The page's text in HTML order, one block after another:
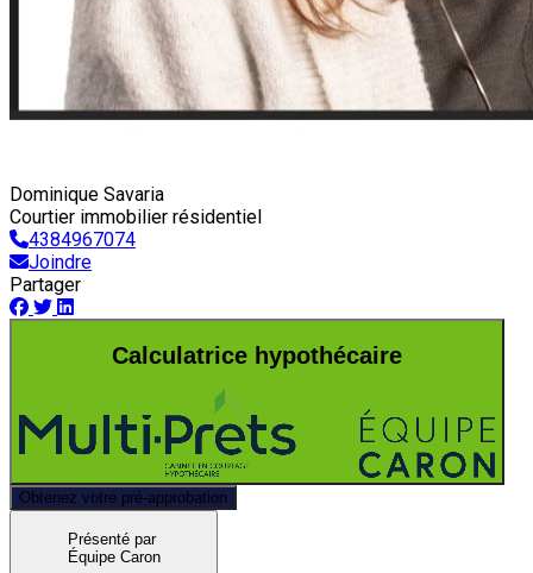
Dominique Savaria
Courtier immobilier résidentiel
4384967074
Joindre
Partager
Calculatrice hypothécaire
Obtenez votre pré-approbation
Présenté par
Équipe Caron